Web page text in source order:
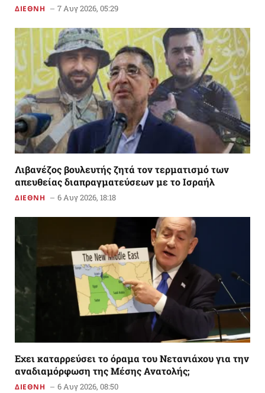
ΔΙΕΘΝΗ 7 Αυγ 2026, 05:29
Λιβανέζος βουλευτής ζητά τον τερματισμό των
απευθείας διαπραγματεύσεων με το Ισραήλ
ΔΙΕΘΝΗ 6 Αυγ 2026, 18:18
Εχει καταρρεύσει το όραμα του Νετανιάχου για την
αναδιαμόρφωση της Μέσης Ανατολής;
ΔΙΕΘΝΗ 6 Αυγ 2026, 08:50